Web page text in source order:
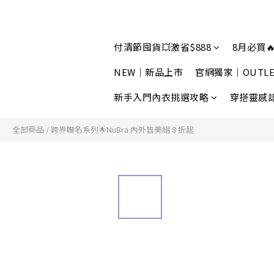
付清節囤貨💥激省$888
8月必買
NEW｜新品上市
官網獨家｜
新手入門內衣挑選攻略
穿搭靈感
全部商品 /跨界聯名系列🌟NuBra 內外皆美組 8 折起